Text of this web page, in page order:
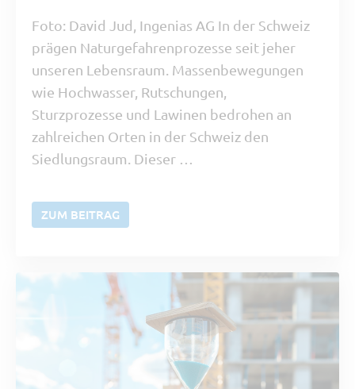
Foto: David Jud, Ingenias AG In der Schweiz
prägen Naturgefahrenprozesse seit jeher
unseren Lebensraum. Massenbewegungen
wie Hochwasser, Rutschungen,
Sturzprozesse und Lawinen bedrohen an
zahlreichen Orten in der Schweiz den
Siedlungsraum. Dieser …
ZUM BEITRAG